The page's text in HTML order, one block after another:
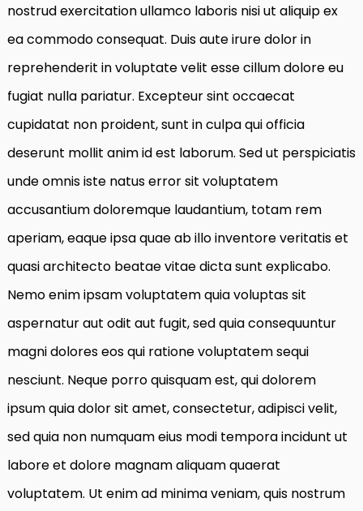
nostrud exercitation ullamco laboris nisi ut aliquip ex
ea commodo consequat. Duis aute irure dolor in
reprehenderit in voluptate velit esse cillum dolore eu
fugiat nulla pariatur. Excepteur sint occaecat
cupidatat non proident, sunt in culpa qui officia
deserunt mollit anim id est laborum. Sed ut perspiciatis
unde omnis iste natus error sit voluptatem
accusantium doloremque laudantium, totam rem
aperiam, eaque ipsa quae ab illo inventore veritatis et
quasi architecto beatae vitae dicta sunt explicabo.
Nemo enim ipsam voluptatem quia voluptas sit
aspernatur aut odit aut fugit, sed quia consequuntur
magni dolores eos qui ratione voluptatem sequi
nesciunt. Neque porro quisquam est, qui dolorem
ipsum quia dolor sit amet, consectetur, adipisci velit,
sed quia non numquam eius modi tempora incidunt ut
labore et dolore magnam aliquam quaerat
voluptatem. Ut enim ad minima veniam, quis nostrum